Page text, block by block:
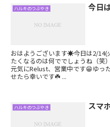
ハルキのつぶやき 今日
おはようございます☀今日は2/14(
たくなるのは何ででしょうね（笑
元気にRelust、営業中です😁ゆっ
せたら幸いです☘️ ...
ハルキのつぶやき スマ